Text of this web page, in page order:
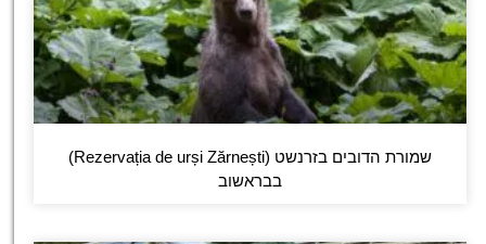
שמורת הדובים בזרנשט (Rezervația de urși Zărnești)
בבראשוב